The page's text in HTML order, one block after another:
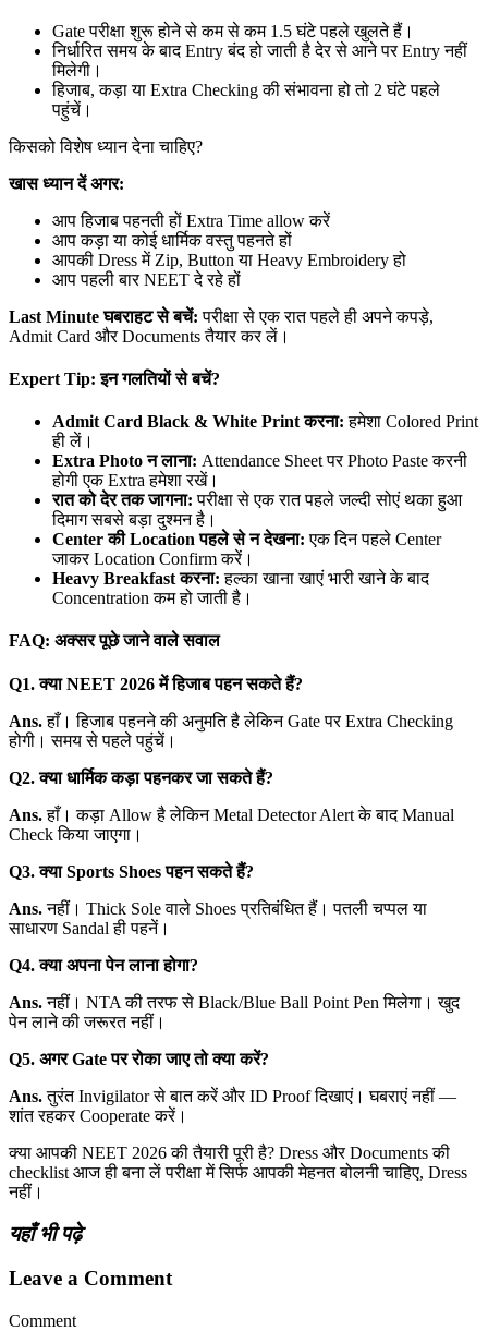
Gate परीक्षा शुरू होने से कम से कम 1.5 घंटे पहले खुलते हैं।
निर्धारित समय के बाद Entry बंद हो जाती है देर से आने पर Entry नहीं
मिलेगी।
हिजाब, कड़ा या Extra Checking की संभावना हो तो 2 घंटे पहले
पहुंचें।
किसको विशेष ध्यान देना चाहिए?
खास ध्यान दें अगर:
आप हिजाब पहनती हों Extra Time allow करें
आप कड़ा या कोई धार्मिक वस्तु पहनते हों
आपकी Dress में Zip, Button या Heavy Embroidery हो
आप पहली बार NEET दे रहे हों
Last Minute घबराहट से बचें: परीक्षा से एक रात पहले ही अपने कपड़े,
Admit Card और Documents तैयार कर लें।
Expert Tip: इन गलतियों से बचें?
Admit Card Black & White Print करना: हमेशा Colored Print
ही लें।
Extra Photo न लाना: Attendance Sheet पर Photo Paste करनी
होगी एक Extra हमेशा रखें।
रात को देर तक जागना: परीक्षा से एक रात पहले जल्दी सोएं थका हुआ
दिमाग सबसे बड़ा दुश्मन है।
Center की Location पहले से न देखना: एक दिन पहले Center
जाकर Location Confirm करें।
Heavy Breakfast करना: हल्का खाना खाएं भारी खाने के बाद
Concentration कम हो जाती है।
FAQ: अक्सर पूछे जाने वाले सवाल
Q1. क्या NEET 2026 में हिजाब पहन सकते हैं?
Ans.हाँ। हिजाब पहनने की अनुमति है लेकिन Gate पर Extra Checking
होगी। समय से पहले पहुंचें।
Q2. क्या धार्मिक कड़ा पहनकर जा सकते हैं?
Ans.हाँ। कड़ा Allow है लेकिन Metal Detector Alert के बाद Manual
Check किया जाएगा।
Q3. क्या Sports Shoes पहन सकते हैं?
Ans.नहीं। Thick Sole वाले Shoes प्रतिबंधित हैं। पतली चप्पल या
साधारण Sandal ही पहनें।
Q4. क्या अपना पेन लाना होगा?
Ans.नहीं। NTA की तरफ से Black/Blue Ball Point Pen मिलेगा। खुद
पेन लाने की जरूरत नहीं।
Q5. अगर Gate पर रोका जाए तो क्या करें?
Ans.तुरंत Invigilator से बात करें और ID Proof दिखाएं। घबराएं नहीं —
शांत रहकर Cooperate करें।
क्या आपकी NEET 2026 की तैयारी पूरी है? Dress और Documents की
checklist आज ही बना लें परीक्षा में सिर्फ आपकी मेहनत बोलनी चाहिए, Dress
नहीं।
यहाँ भी पढ़े
Leave a Comment
Comment